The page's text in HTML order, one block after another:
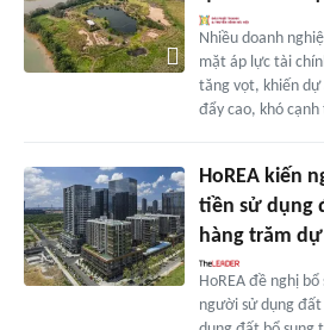
Nhiều doanh
mặt áp lực tài
tăng vọt, khiến
đẩy cao, khó
HoREA kiến
tiền sử dụng
hàng trăm
HoREA đề nghị
người sử dụng